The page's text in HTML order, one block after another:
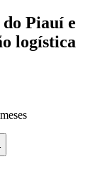
Piauí e
logística